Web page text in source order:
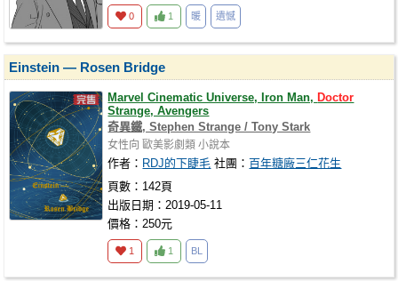
0 1 暖 遺憾
Einstein — Rosen Bridge
Marvel Cinematic Universe, Iron Man, Doctor
Strange, Avengers
奇異鐵, Stephen Strange / Tony Stark
女性向 歐美影劇類 小說本
作者： RDJ的下睫毛 社團：百年糖廠三仁花生
頁數：142頁
出版日期：2019-05-11
價格：250元
1 1 BL